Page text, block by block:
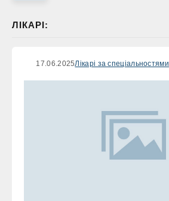
ЛІКАРІ:
17.06.2025Лікарі за спеціальностями